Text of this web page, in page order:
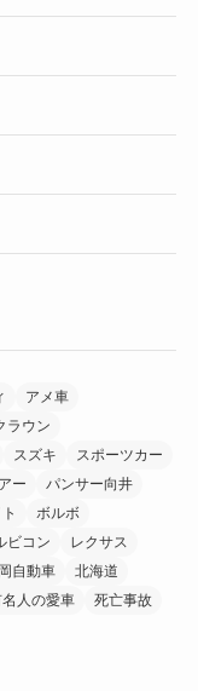
アメ車
ラウン
スズキ
スポーツカー
ー
パンサー向井
ボルボ
ビコン
レクサス
自動車
北海道
人の愛車
死亡事故